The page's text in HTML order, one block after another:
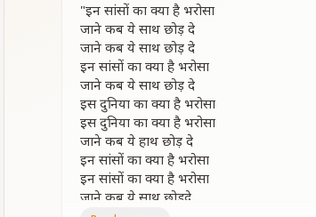
"इन सांसों का क्या है भरोसा
जाने कब ये साथ छोड़ दे
जाने कब ये साथ छोड़ दे
इन सांसों का क्या है भरोसा
जाने कब ये साथ छोड़ दे
इस दुनिया का क्या है भरोसा
इस दुनिया का क्या है भरोसा
जाने कब ये हाथ छोड़ दे
इन सांसों का क्या है भरोसा
इन सांसों का क्या है भरोसा
जाने कब ये साथ छोड़दे